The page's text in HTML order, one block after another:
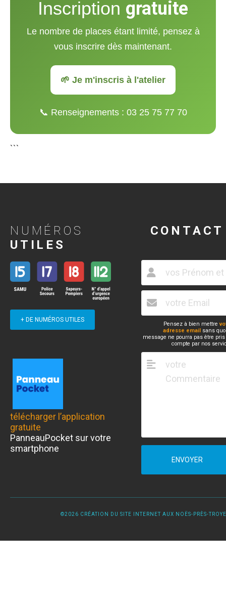
Inscription gratuite
Le nombre de places étant limité, pensez à
vous inscrire dès maintenant.
🌱 Je m'inscris à l'atelier
📞 Renseignements : 03 25 75 77 70
```
NUMÉROS
UTILES
+ DE NUMÉROS UTILES
télécharger l’application
gratuite
PanneauPocket sur votre
smartphone
CONTACT
Pensez à bien mettre
adresse email sans
message ne pourra pas être
compte par nos
ENVOYER
©2026 CRÉATION DU SITE INTERNET AUX NOËS-PRÈS-